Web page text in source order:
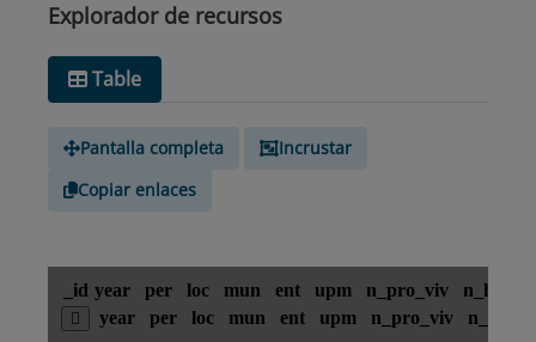
Explorador de recursos
Table
Pantalla completa
Incrustar
Copiar enlaces